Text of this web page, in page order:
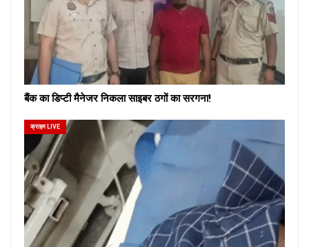
बैंक का डिप्टी मैनेजर निकला साइबर ठगों का सरगना!
क्राइम LIVE